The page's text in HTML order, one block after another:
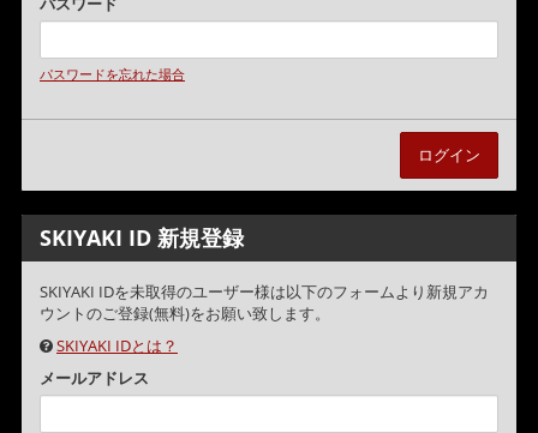
パスワードを忘れた場合
SKIYAKI ID 新規登録
SKIYAKI IDを未取得のユーザー様は以下のフォームより新規アカ
ウントのご登録(無料)をお願い致します。
SKIYAKI IDとは？
メールアドレス